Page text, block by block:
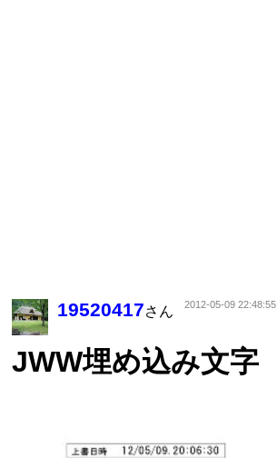
19520417さん 2012-05-09 22:48:55
JWW埋め込み文字